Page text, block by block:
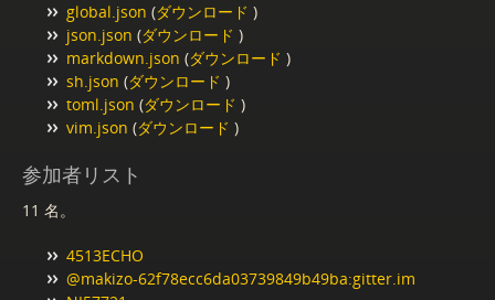
global.json (ダウンロード )
json.json (ダウンロード )
markdown.json (ダウンロード )
sh.json (ダウンロード )
toml.json (ダウンロード )
vim.json (ダウンロード )
参加者リスト
11 名。
4513ECHO
@makizo-62f78ecc6da03739849b49ba:gitter.im